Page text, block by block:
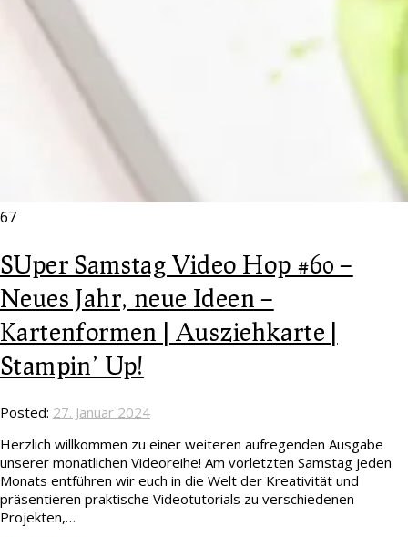
67
SUper Samstag Video Hop #60 –
Neues Jahr, neue Ideen –
Kartenformen | Ausziehkarte |
Stampin’ Up!
Posted: 27. Januar 2024
Herzlich willkommen zu einer weiteren aufregenden Ausgabe
unserer monatlichen Videoreihe! Am vorletzten Samstag jeden
Monats entführen wir euch in die Welt der Kreativität und
präsentieren praktische Videotutorials zu verschiedenen
Projekten,…